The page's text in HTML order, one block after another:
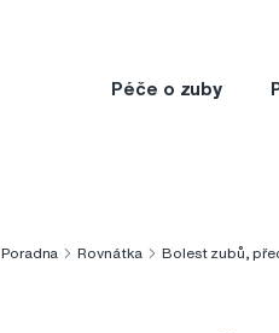
Péče o zuby
Poradna Rovnátka Bolest zubů,